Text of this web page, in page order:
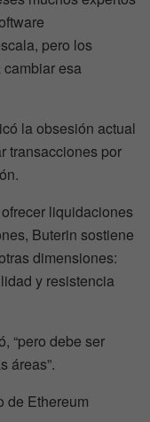
pero los
esa
la obsesión actual
transacciones por
liquidaciones
Buterin sostiene
dimensiones:
y resistencia
“pero debe ser
áreas”.
de Ethereum